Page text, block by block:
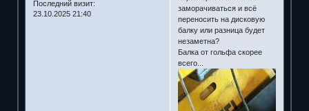
Последний визит:
23.10.2025 21:40
заморачиваться и всё
переносить на дисковую
балку или разница будет
незаметна?
Балка от гольфа скорее
всего...